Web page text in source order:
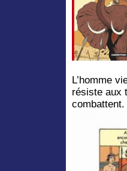
L’homme
résiste aux
combattent.